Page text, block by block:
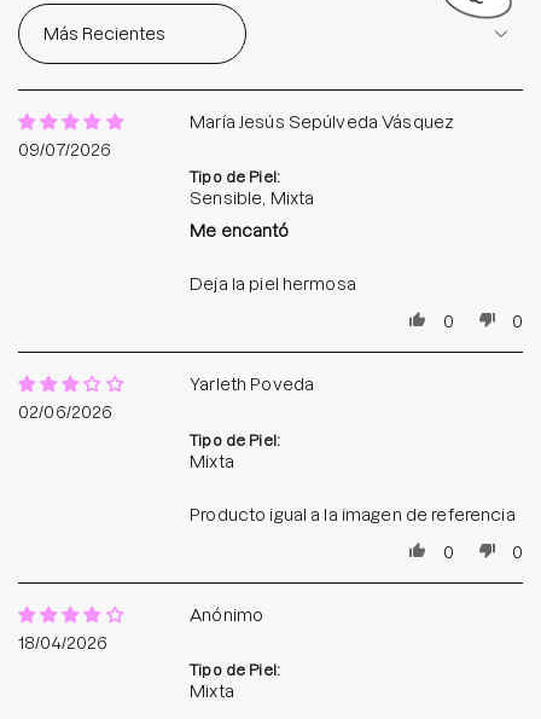
Sort by
09/07/2026
María Jesús Sepúlveda Vásquez
Tipo de Piel:
Sensible, Mixta
Me encantó
Deja la piel hermosa
0
0
02/06/2026
Yarleth Poveda
Tipo de Piel:
Mixta
Producto igual a la imagen de referencia
0
0
18/04/2026
Anónimo
Tipo de Piel:
Mixta